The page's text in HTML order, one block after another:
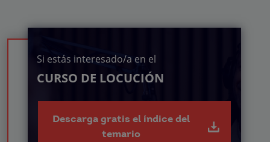
Si estás interesado/a en el
CURSO DE LOCUCIÓN
Descarga gratis el índice del
temario